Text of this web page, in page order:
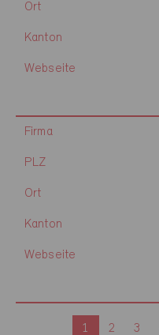
Ort
Kanton
Webseite
Firma
PLZ
Ort
Kanton
Webseite
1 2 3